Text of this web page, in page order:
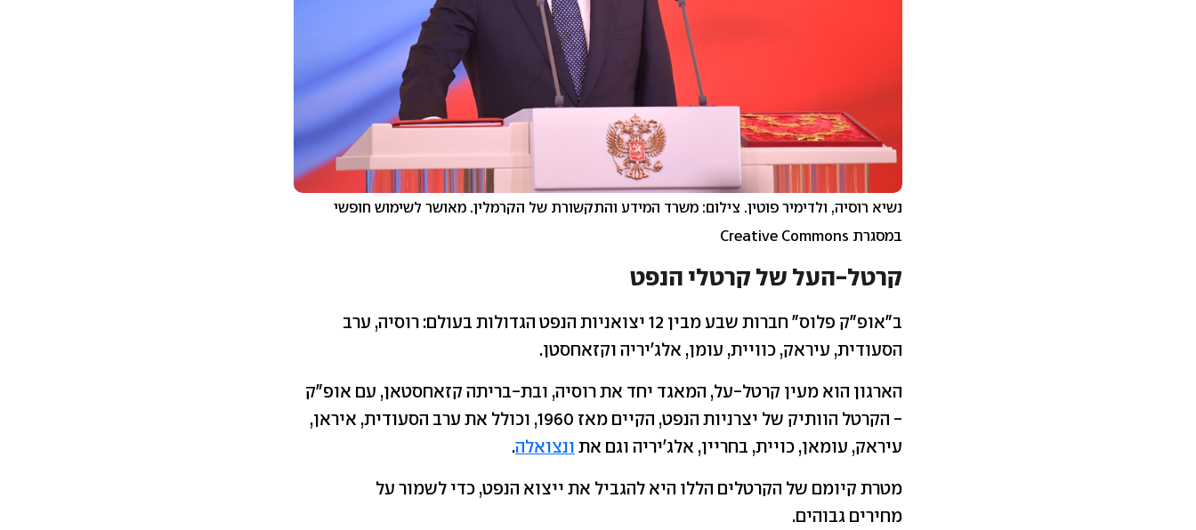
נשיא רוסיה, ולדימיר פוטין. צילום: משרד המידע והתקשורת של הקרמלין. מאושר לשימוש חופשי
במסגרת Creative Commons
קרטל-העל של קרטלי הנפט
ב"אופ"ק פלוס" חברות שבע מבין 12 יצואניות הנפט הגדולות בעולם: רוסיה, ערב
הסעודית, עיראק, כוויית, עומן, אלג'יריה וקזאחסטן.
הארגון הוא מעין קרטל-על, המאגד יחד את רוסיה, ובת-בריתה קזאחסטאן, עם אופ"ק
- הקרטל הוותיק של יצרניות הנפט, הקיים מאז 1960, וכולל את ערב הסעודית, איראן,
עיראק, עומאן, כויית, בחריין, אלג'יריה וגם את ונצואלה.
מטרת קיומם של הקרטלים הללו היא להגביל את ייצוא הנפט, כדי לשמור על
מחירים גבוהים.